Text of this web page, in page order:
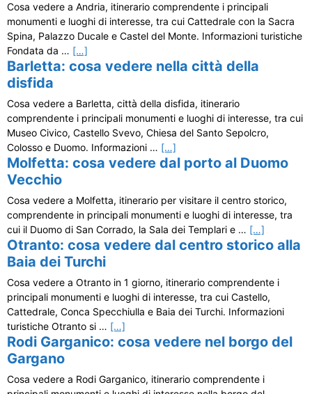
Cosa vedere a Andria, itinerario comprendente i principali
monumenti e luoghi di interesse, tra cui Cattedrale con la Sacra
Spina, Palazzo Ducale e Castel del Monte. Informazioni turistiche
Fondata da … […]
Barletta: cosa vedere nella città della
disfida
Cosa vedere a Barletta, città della disfida, itinerario
comprendente i principali monumenti e luoghi di interesse, tra cui
Museo Civico, Castello Svevo, Chiesa del Santo Sepolcro,
Colosso e Duomo. Informazioni … […]
Molfetta: cosa vedere dal porto al Duomo
Vecchio
Cosa vedere a Molfetta, itinerario per visitare il centro storico,
comprendente in principali monumenti e luoghi di interesse, tra
cui il Duomo di San Corrado, la Sala dei Templari e … […]
Otranto: cosa vedere dal centro storico alla
Baia dei Turchi
Cosa vedere a Otranto in 1 giorno, itinerario comprendente i
principali monumenti e luoghi di interesse, tra cui Castello,
Cattedrale, Conca Specchiulla e Baia dei Turchi. Informazioni
turistiche Otranto si … […]
Rodi Garganico: cosa vedere nel borgo del
Gargano
Cosa vedere a Rodi Garganico, itinerario comprendente i